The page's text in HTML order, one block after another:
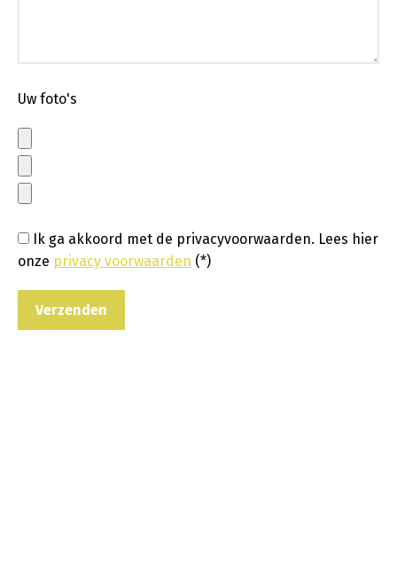
Uw foto's
Ik ga akkoord met de privacyvoorwaarden. Lees hier
onze privacy voorwaarden (*)